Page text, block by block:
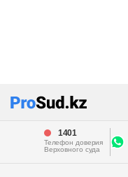
1401
Телефон доверия
Верховного суда